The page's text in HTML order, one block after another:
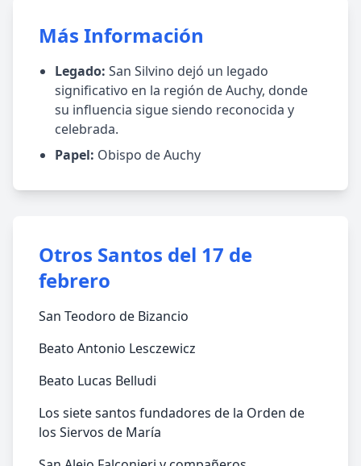
Más Información
Legado: San Silvino dejó un legado
significativo en la región de Auchy, donde
su influencia sigue siendo reconocida y
celebrada.
Papel: Obispo de Auchy
Otros Santos del 17 de
febrero
San Teodoro de Bizancio
Beato Antonio Lesczewicz
Beato Lucas Belludi
Los siete santos fundadores de la Orden de
los Siervos de María